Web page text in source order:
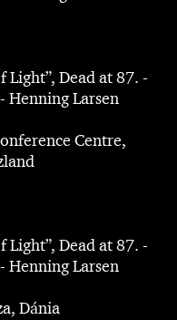
Centre,
Dánia